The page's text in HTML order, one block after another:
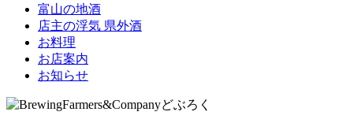
富山の地酒
店主の浮気 県外酒
お料理
お店案内
お知らせ